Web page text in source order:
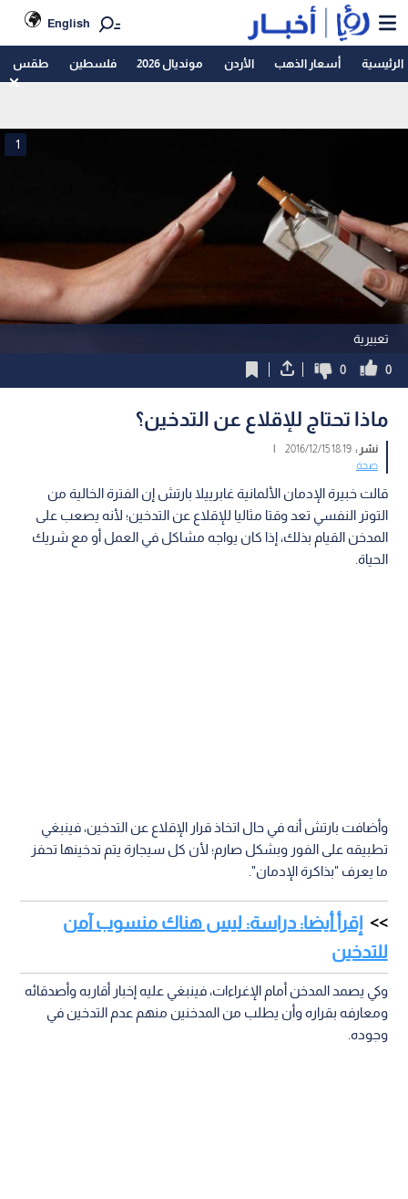
English
الرئيسية أسعار الذهب الأردن مونديال 2026 فلسطين طقس
تعبيرية
1
0
0
ماذا تحتاج للإقلاع عن التدخين؟
نشر :18:19 2016/12/15
|
صحة
قالت خبيرة الإدمان الألمانية غابرييلا بارتش إن الفترة الخالية من
التوتر النفسي تعد وقتا مثاليا للإقلاع عن التدخين؛ لأنه يصعب على
المدخن القيام بذلك، إذا كان يواجه مشاكل في العمل أو مع شريك
الحياة.
وأضافت بارتش أنه في حال اتخاذ قرار الإقلاع عن التدخين، فينبغي
تطبيقه على الفور وبشكل صارم؛ لأن كل سيجارة يتم تدخينها تحفز
ما يعرف "بذاكرة الإدمان".
إقرأ أيضا: دراسة: ليس هناك منسوب آمن
للتدخين
وكي يصمد المدخن أمام الإغراءات، فينبغي عليه إخبار أقاربه وأصدقائه
ومعارفه بقراره وأن يطلب من المدخنين منهم عدم التدخين في
وجوده.